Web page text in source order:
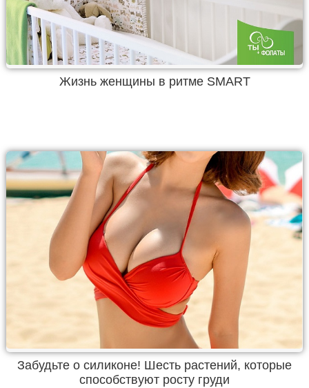
Жизнь женщины в ритме SMART
Забудьте о силиконе! Шесть растений, которые
способствуют росту груди